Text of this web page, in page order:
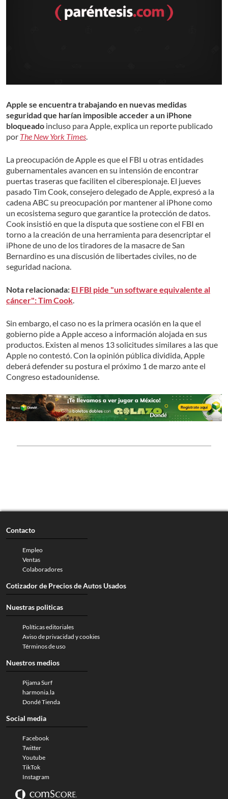
Apple se encuentra trabajando en nuevas medidas
seguridad que harían imposible acceder a un iPhone
bloqueado incluso para Apple, explica un reporte publicado
por The New York Times.
La preocupación de Apple es que el FBI u otras entidades
gubernamentales avancen en su intensión de encontrar
puertas traseras que faciliten el ciberespionaje. El jueves
pasado Tim Cook, consejero delegado de Apple, expresó a la
cadena ABC su preocupación por mantener al iPhone como
un ecosistema seguro que garantice la protección de datos.
Cook insistió en que la disputa que sostiene con el FBI en
torno a la creación de una herramienta para desencriptar el
iPhone de uno de los tiradores de la masacre de San
Bernardino es una discusión de libertades civiles, no de
seguridad naciona.
Nota relacionada: El FBI pide "un software equivalente al
cáncer": Tim Cook.
Sin embargo, el caso no es la primera ocasión en la que el
gobierno pide a Apple acceso a información alojada en sus
productos. Existen al menos 13 solicitudes similares a las que
Apple no contestó. Con la opinión pública dividida, Apple
deberá defender su postura el próximo 1 de marzo ante el
Congreso estadounidense.
Contacto
Empleo
Ventas
Colaboradores
Cotizador de Precios de Autos Usados
Nuestras politicas
Políticas editoriales
Aviso de privacidad y cookies
Términos de uso
Nuestros medios
Pijama Surf
harmonia.la
Dondé Tienda
Social media
Facebook
Twitter
Youtube
TikTok
Instagram